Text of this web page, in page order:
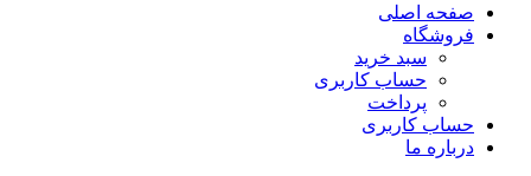
صفحه اصلی
فروشگاه
سبد خرید
حساب کاربری
پرداخت
حساب کاربری
درباره ما